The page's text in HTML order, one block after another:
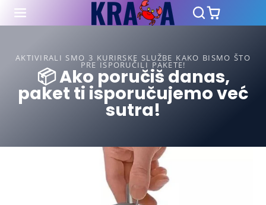
AKTIVIRALI SMO 3 KURIRSKE SLUŽBE KAKO BISMO ŠTO
PRE ISPORUČILI PAKETE!
📦 Ako poručiš danas,
paket ti isporučujemo već
sutra!